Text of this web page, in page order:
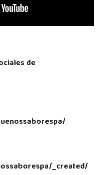
de
_created/